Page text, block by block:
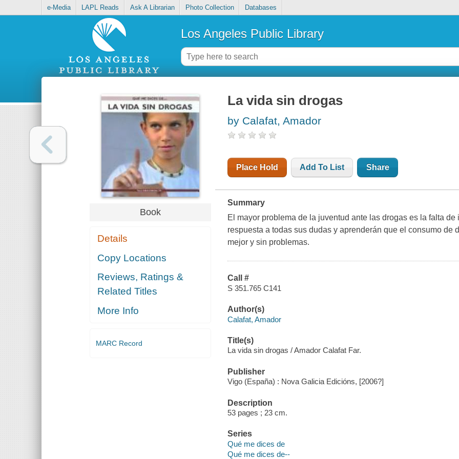
e-Media LAPL Reads Ask A Librarian Photo Collection Databases
Los Angeles Public Library
Book
Details
Copy Locations
Reviews, Ratings &
Related Titles
More Info
MARC Record
La vida sin drogas
by Calafat, Amador
Place Hold Add To List Share
Summary
El mayor problema de la juventud ante las drogas es la falta
respuesta a todas sus dudas y aprenderán que el consumo de
mejor y sin problemas.
Call #
S 351.765 C141
Author(s)
Calafat, Amador
Title(s)
La vida sin drogas / Amador Calafat Far.
Publisher
Vigo (España) : Nova Galicia Edicións, [2006?]
Description
53 pages ; 23 cm.
Series
Qué me dices de
Qué me dices de--